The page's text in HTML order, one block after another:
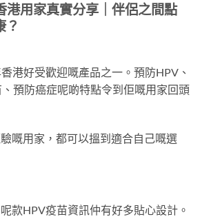
港用家真實分享｜伴侶之間點
？
港好受歡迎嘅產品之一。預防HPV、
預防癌症呢啲特點令到佢嘅用家回頭
嘅用家，都可以搵到適合自己嘅選
款HPV疫苗資訊仲有好多貼心設計。